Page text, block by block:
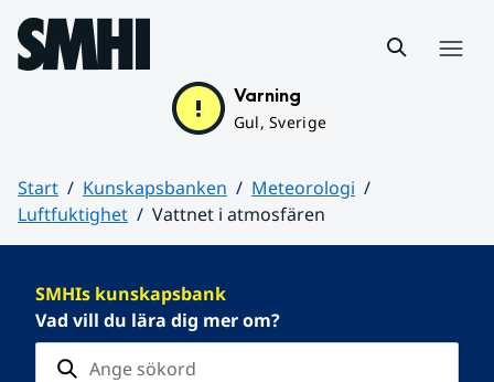
Hoppa till sidans innehåll
Varning
Gul, Sverige
Start Kunskapsbanken
Meteorologi
Luftfuktighet
Vattnet i atmosfären
SMHIs kunskapsbank
Vad vill du lära dig mer om?